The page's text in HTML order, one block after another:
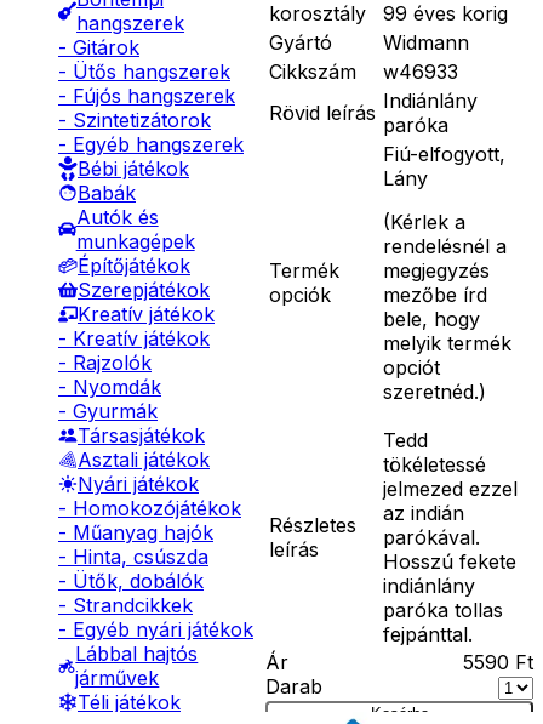
hangszerek
- Gitárok
- Ütős hangszerek
- Fújós hangszerek
- Szintetizátorok
- Egyéb hangszerek
Bébi játékok
Babák
Autók és
munkagépek
Építőjátékok
Szerepjátékok
Kreatív játékok
- Kreatív játékok
- Rajzolók
- Nyomdák
- Gyurmák
Társasjátékok
Asztali játékok
Nyári játékok
- Homokozójátékok
- Műanyag hajók
- Hinta, csúszda
- Ütők, dobálók
- Strandcikkek
- Egyéb nyári játékok
Lábbal hajtós
járművek
Téli játékok
korosztály
99 éves korig
Gyártó
Widmann
Cikkszám
w46933
Rövid leírás Indiánlány
paróka
Termék
opciók
Fiú-elfogyott,
Lány
(Kérlek a
rendelésnél a
megjegyzés
mezőbe írd
bele, hogy
melyik termék
opciót
szeretnéd.)
Részletes
leírás
Tedd
tökéletessé
jelmezed ezzel
az indián
parókával.
Hosszú fekete
indiánlány
paróka tollas
fejpánttal.
Ár
5590 Ft
Darab
Kosárba